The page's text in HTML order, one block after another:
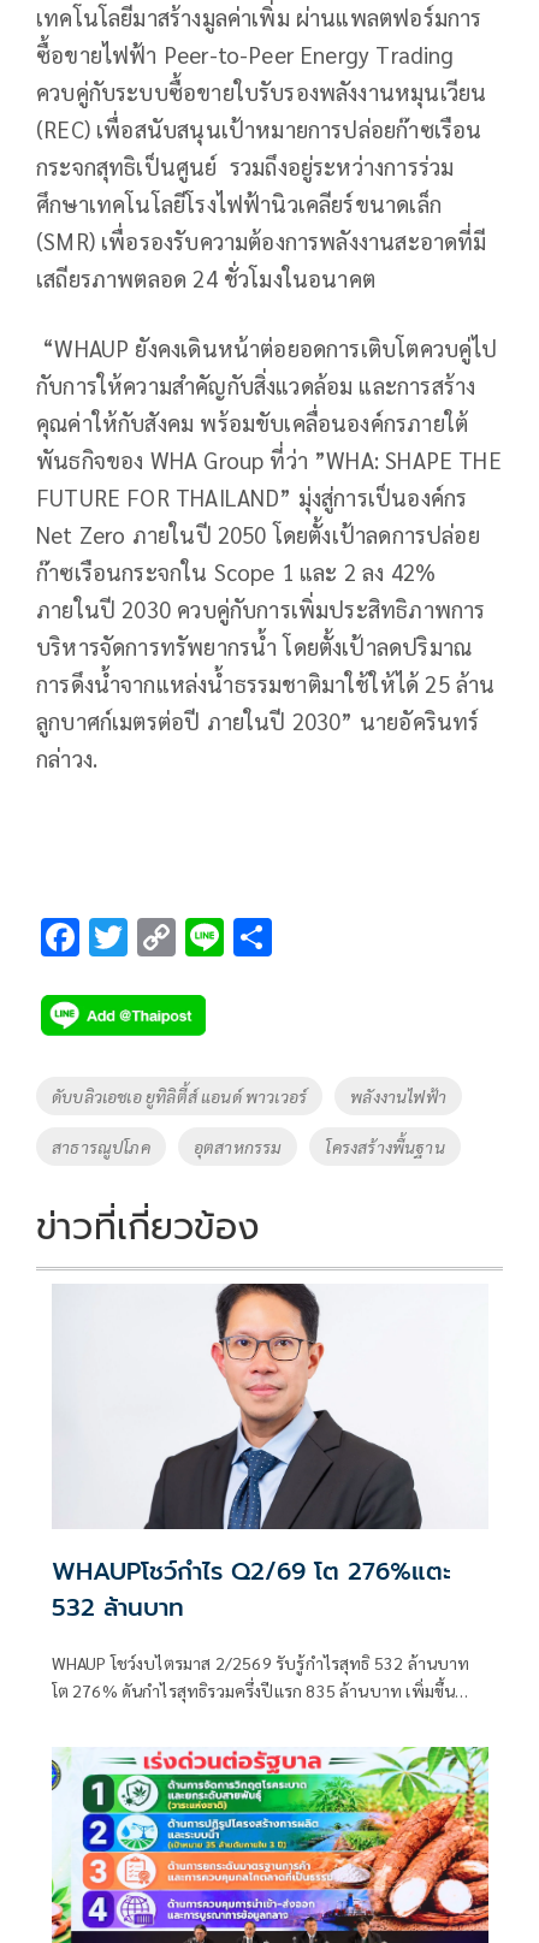
เทคโนโลยีมาสร้างมูลค่าเพิ่ม ผ่านแพลตฟอร์มการ
ซื้อขายไฟฟ้า Peer-to-Peer Energy Trading
ควบคู่กับระบบซื้อขายใบรับรองพลังงานหมุนเวียน
(REC) เพื่อสนับสนุนเป้าหมายการปล่อยก๊าซเรือน
กระจกสุทธิเป็นศูนย์ รวมถึงอยู่ระหว่างการร่วม
ศึกษาเทคโนโลยีโรงไฟฟ้านิวเคลียร์ขนาดเล็ก
(SMR) เพื่อรองรับความต้องการพลังงานสะอาดที่มี
เสถียรภาพตลอด 24 ชั่วโมงในอนาคต
“WHAUP ยังคงเดินหน้าต่อยอดการเติบโตควบคู่ไป
กับการให้ความสำคัญกับสิ่งแวดล้อม และการสร้าง
คุณค่าให้กับสังคม พร้อมขับเคลื่อนองค์กรภายใต้
พันธกิจของ WHA Group ที่ว่า ”WHA: SHAPE THE
FUTURE FOR THAILAND” มุ่งสู่การเป็นองค์กร
Net Zero ภายในปี 2050 โดยตั้งเป้าลดการปล่อย
ก๊าซเรือนกระจกใน Scope 1 และ 2 ลง 42%
ภายในปี 2030 ควบคู่กับการเพิ่มประสิทธิภาพการ
บริหารจัดการทรัพยากรน้ำ โดยตั้งเป้าลดปริมาณ
การดึงน้ำจากแหล่งน้ำธรรมชาติมาใช้ให้ได้ 25 ล้าน
ลูกบาศก์เมตรต่อปี ภายในปี 2030” นายอัครินทร์
กล่าวง.
F
e
b
o
k
T
tt
er
C
p
y
Li
k
Li
Tags
ดับบลิวเอชเอ ยูทิลิตี้ส์ แอนด์ พาวเวอร์ พลังงานไฟฟ้า
สาธารณูปโภค อุตสาหกรรม โครงสร้างพื้นฐาน
ข่าวที่เกี่ยวข้อง
WHAUPโชว์กำไร Q2/69 โต 276%แตะ
532 ล้านบาท
WHAUP โชว์งบไตรมาส 2/2569 รับรู้กำไรสุทธิ 532 ล้านบาท
โต 276% ดันกำไรสุทธิรวมครึ่งปีแรก 835 ล้านบาท เพิ่มขึ้น
พร้อมประกาศเดินหน้าลงทุนพลังงานสะอาดรับนโยบาย
Direct PPA และแผน PDP ใหม่